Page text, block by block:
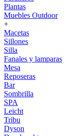
Plantas
Muebles Outdoor
+
Macetas
Sillones
Silla
Fanales y lamparas
Mesa
Reposeras
Bar
Sombrilla
SPA
Leicht
Tribu
Dyson